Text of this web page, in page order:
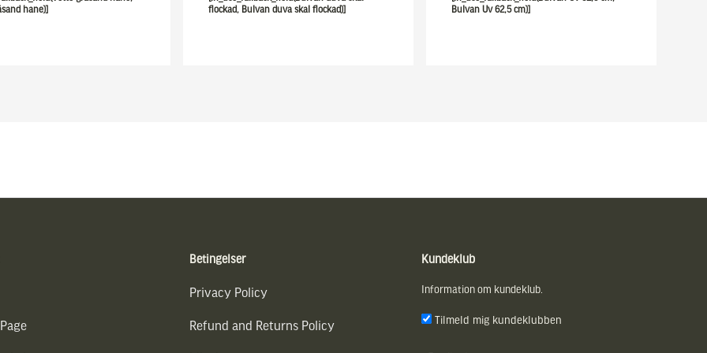
hane)]
flockad, Bulvan duva skal flockad)]
Bulvan Uv 62,5 cm)]
Betingelser
Privacy Policy
Refund and Returns Policy
Kundeklub
Information om kundeklub.
Tilmeld mig kundeklubben